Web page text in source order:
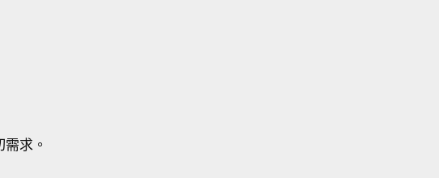
求。